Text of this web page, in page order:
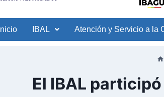
Inicio IBAL Atención y Servicio a la
El IBAL